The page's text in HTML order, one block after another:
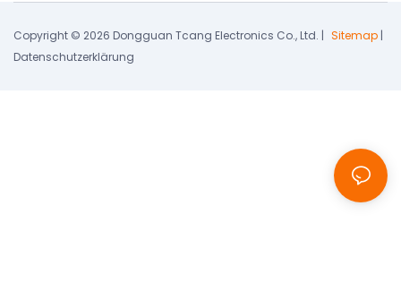
Copyright © 2026 Dongguan Tcang Electronics Co., Ltd. | Sitemap |
Datenschutzerklärung